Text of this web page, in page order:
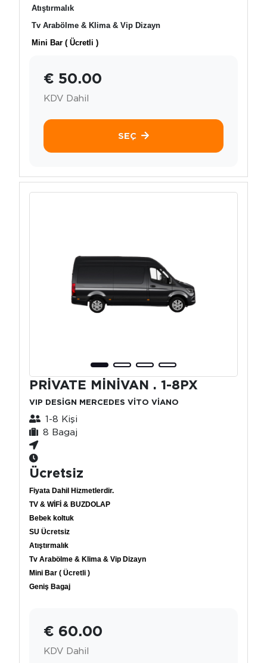
Atıştırmalık
Tv Arabölme & Klima & Vip Dizayn
Mini Bar ( Ücretli )
€ 50.00
KDV Dahil
SEÇ
PRİVATE MİNİVAN . 1-8PX
VIP DESİGN MERCEDES VİTO VİANO
1-8 Kişi
8 Bagaj
Ücretsiz
Fiyata Dahil Hizmetlerdir.
TV & WİFİ & BUZDOLAP
Bebek koltuk
SU Ücretsiz
Atıştırmalık
Tv Arabölme & Klima & Vip Dizayn
Mini Bar ( Ücretli )
Geniş Bagaj
€ 60.00
KDV Dahil